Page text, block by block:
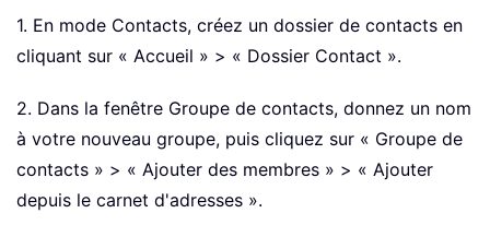
1. En mode Contacts, créez un dossier de contacts en
cliquant sur « Accueil » > « Dossier Contact ».
2. Dans la fenêtre Groupe de contacts, donnez un nom
à votre nouveau groupe, puis cliquez sur « Groupe de
contacts » > « Ajouter des membres » > « Ajouter
depuis le carnet d'adresses ».